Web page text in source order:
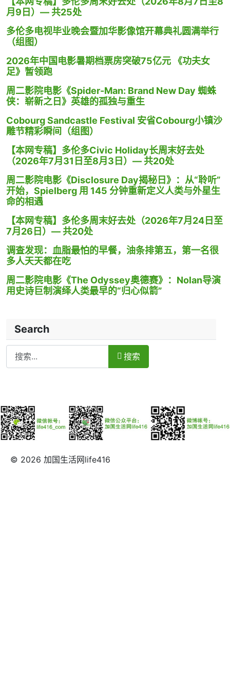
月9日）— 共25处
多伦多电视毕业晚会暨加华影像馆开幕典礼圆满举行
（组图）
2026年中国电影暑期档票房突破75亿元 《功夫女
足》暂领跑
周二影院电影《Spider-Man: Brand New Day 蜘蛛
侠：崭新之日》英雄的孤独与重生
Cobourg Sandcastle Festival 安省Cobourg小镇沙
雕节精彩瞬间（组图）
【本网专稿】多伦多Civic Holiday长周末好去处
（2026年7月31日至8月3日）— 共20处
周二影院电影《Disclosure Day揭秘日》：从“聆听”
开始，Spielberg 用 145 分钟重新定义人类与外星生
命的相遇
【本网专稿】多伦多周末好去处（2026年7月24日至
7月26日）— 共20处
调查发现：血脂最怕的早餐，油条排第五，第一名很
多人天天都在吃
周二影院电影《The Odyssey奥德赛》：Nolan导演
用史诗巨制演绎人类最早的“归心似箭”
Search
Search
搜索
© 2026 加国生活网life416